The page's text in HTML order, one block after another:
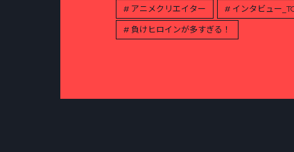
アニメクリエイター インタビュー
負けヒロインが多すぎる！